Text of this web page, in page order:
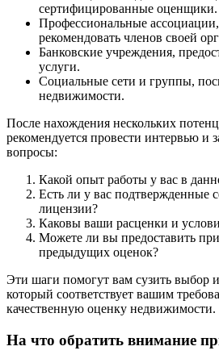
сертифицированные оценщики.
Профессиональные
рекомендовать членов своей
Банковские учреждения,
услуги.
Социальные сети и группы,
недвижимости.
После нахождения нескольких
рекомендуется провести интервью и
вопросы:
Какой опыт работы у вас в
Есть ли у вас подтвержденные
лицензии?
Каковы ваши расценки и
Можете ли вы предоставить
предыдущих оценок?
Эти шаги помогут вам сузить выбор
который соответствует вашим
качественную оценку недвижимости.
На что обратить внимание